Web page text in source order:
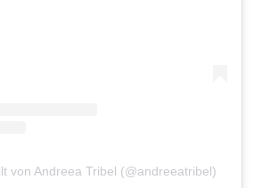
von Andreea Tribel (@andreeatribel)